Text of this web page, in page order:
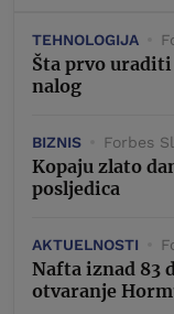
TEHNOLOGIJA
Šta prvo uraditi
nalog
BIZNIS Forbes
Kopaju zlato
posljedica
AKTUELNOSTI
Nafta iznad 83
otvaranje